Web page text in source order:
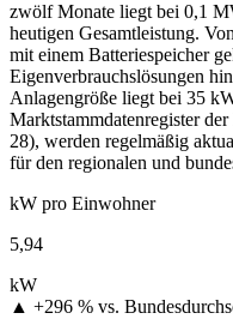
zwölf Monate liegt bei 0,1
heutigen Gesamtleistung.
mit einem Batteriespeicher
Eigenverbrauchslösungen
Anlagengröße liegt bei 35
Marktstammdatenregister
28), werden regelmäßig
für den regionalen und
kW pro Einwohner
5,94
kW
▲ +296 % vs.